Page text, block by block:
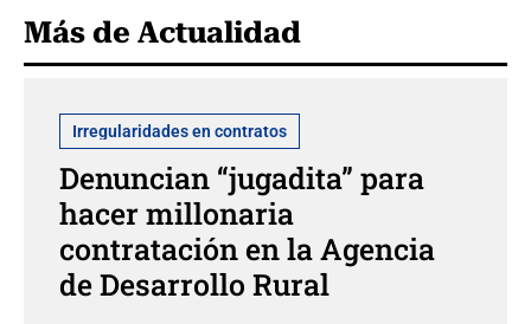
Más de Actualidad
Irregularidades en contratos
Denuncian “jugadita” para
hacer millonaria
contratación en la Agencia
de Desarrollo Rural